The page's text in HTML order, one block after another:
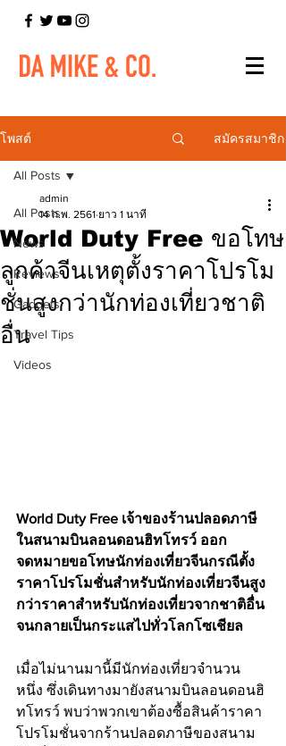
โพสต์ สมัครสมาชิก
All Posts
News
Reviews
Gadgets
Travel Tips
Videos
All Posts
World Duty Free ขอโทษ
ลูกค้าจีนเหตุตั้งราคาโปรโม
ชั่นสูงกว่านักท่องเที่ยวชาติ
อื่น
admin
14 ก.พ. 2561 ยาว 1 นาที
World Duty Free เจ้าของร้านปลอดภาษี
ในสนามบินลอนดอนฮิทโทรว์ ออก
จดหมายขอโทษนักท่องเที่ยวจีนกรณีตั้ง
ราคาโปรโมชั่นสำหรับนักท่องเที่ยวจีนสูง
กว่าราคาสำหรับนักท่องเที่ยวจากชาติอื่น
จนกลายเป็นกระแสไปทั่วโลกโซเชียล
เมื่อไม่นานมานี้มีนักท่องเที่ยวจำนวน
หนึ่ง ซึ่งเดินทางมายังสนามบินลอนดอนฮิ
ทโทรว์ พบว่าพวกเขาต้องซื้อสินค้าราคา
โปรโมชั่นจากร้านปลอดภาษีของสนาม